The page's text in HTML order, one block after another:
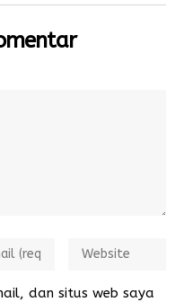
dan situs web saya